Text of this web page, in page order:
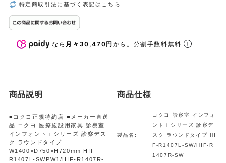
特定商取引法に基づく表記はこちら
なら 月々30,470円から。分割手数料無料
商品説明
■コクヨ正規特約店 ■メーカー直送
品 コクヨ 医療施設用家具 診察室
インフォント i シリーズ 診察デス
ク ラウンドタイプ
W1400×D750×H720mm HIF-
R1407L-SWPW1/HIF-R1407R-
商品仕様
製品名:
コクヨ 診察室 インフォ
ント i シリーズ 診察デ
スク ラウンドタイプ HI
F-R1407L-SW/HIF-R
1407R-SW